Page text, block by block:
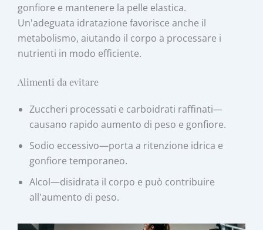
gonfiore e mantenere la pelle elastica.
Un'adeguata idratazione favorisce anche il
metabolismo, aiutando il corpo a processare i
nutrienti in modo efficiente.
Alimenti da evitare
Zuccheri processati e carboidrati raffinati—
causano rapido aumento di peso e gonfiore.
Sodio eccessivo—porta a ritenzione idrica e
gonfiore temporaneo.
Alcol—disidrata il corpo e può contribuire
all'aumento di peso.